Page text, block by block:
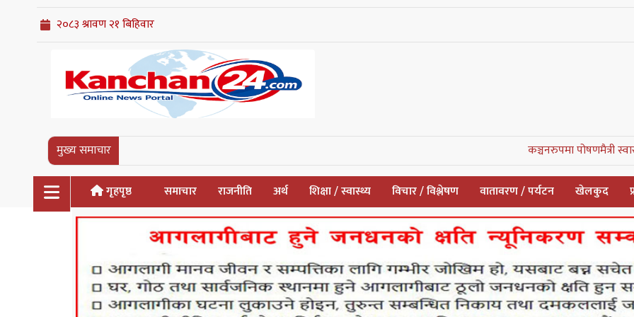
मुख्य समाचार कञ्चनरुपमा पोषणमैत्री स्वास्थ्य
गृहपृष्ठ समाचार राजनीति अर्थ शिक्षा / स्वास्थ्य विचार / विश्लेषण वातावरण / पर्यटन खेलकुद